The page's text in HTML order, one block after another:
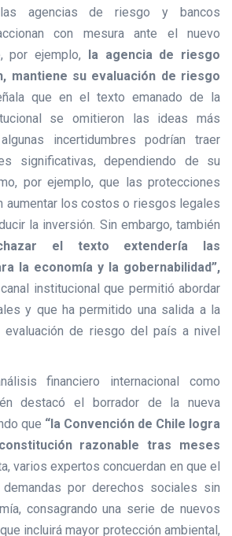
agencias de riesgo y bancos
con mesura ante el nuevo
por ejemplo, la agencia de riesgo
mantiene su evaluación de riesgo
que en el texto emanado de la
se omitieron las ideas más
incertidumbres podrían traer
significativas, dependiendo de su
por ejemplo, que las protecciones
aumentar los costos o riesgos legales
la inversión. Sin embargo, también
el texto extendería las
la economía y la gobernabilidad”,
institucional que permitió abordar
y que ha permitido una salida a la
evaluación de riesgo del país a nivel
financiero internacional como
destacó el borrador de la nueva
que “la Convención de Chile logra
razonable tras meses
varios expertos concuerdan en que el
por derechos sociales sin
consagrando una serie de nuevos
incluirá mayor protección ambiental,